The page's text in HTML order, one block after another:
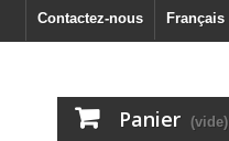
Français
Contactez-nous
Panier (vide)